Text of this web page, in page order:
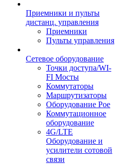
Приемники и пульты
дистанц. управления
Приемники
Пульты управления
Сетевое оборудование
Точки доступа/WI-
FI Мосты
Коммутаторы
Маршрутизаторы
Оборудование Poe
Коммутационное
оборудование
4G/LTE
Оборудование и
усилители сотовой
связи